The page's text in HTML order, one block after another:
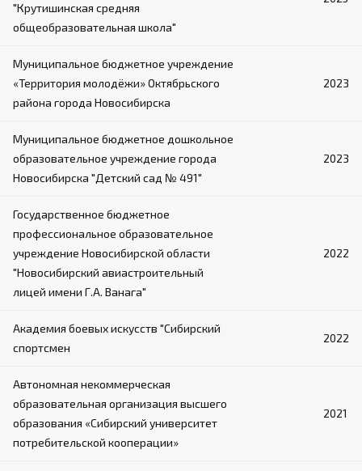
"Крутишинская средняя
общеобразовательная школа"
Муниципальное бюджетное учреждение
«Территория молодёжи» Октябрьского
района города Новосибирска
2023
Муниципальное бюджетное дошкольное
образовательное учреждение города
Новосибирска "Детский сад № 491"
2023
Государственное бюджетное
профессиональное образовательное
учреждение Новосибирской области
"Новосибирский авиастроительный
лицей имени Г.А. Ванага"
2022
Академия боевых искусств "Сибирский
спортсмен
2022
Автономная некоммерческая
образовательная организация высшего
образования «Сибирский университет
потребительской кооперации»
2021